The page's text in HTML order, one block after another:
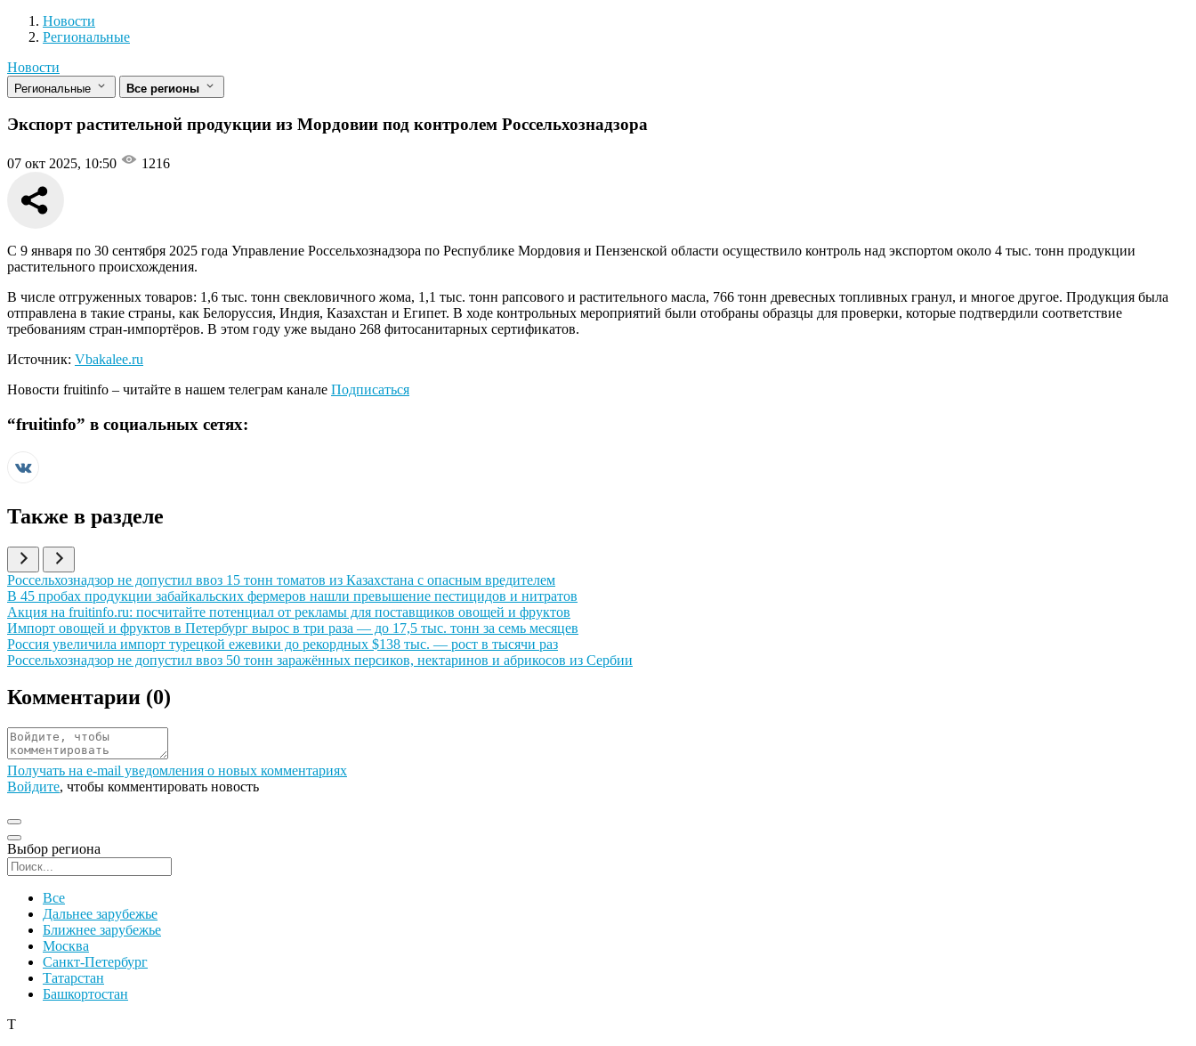
Новости
Разделы
Новости
Региональные
Новости
Региональные Все регионы
Экспорт растительной продукции из Мордовии под контролем Россельхознадзора
07 окт 2025, 10:50 1216
С 9 января по 30 сентября 2025 года Управление Россельхознадзора по Республике Мордовия и Пензенской области осуществило контроль над экспортом около 4 тыс. тонн продукции
растительного происхождения.
В числе отгруженных товаров: 1,6 тыс. тонн свекловичного жома, 1,1 тыс. тонн рапсового и растительного масла, 766 тонн древесных топливных гранул, и многое другое. Продукция была
отправлена в такие страны, как Белоруссия, Индия, Казахстан и Египет. В ходе контрольных мероприятий были отобраны образцы для проверки, которые подтвердили соответствие
требованиям стран-импортёров. В этом году уже выдано 268 фитосанитарных сертификатов.
Источник: Vbakalee.ru
Новости fruitinfo – читайте в нашем телеграм канале Подписаться
“fruitinfo” в социальных сетях:
Также в разделе
Иллюстрация новости
Россельхознадзор не допустил ввоз 15 тонн томатов из Казахстана с опасным вредителем
Иллюстрация новости
В 45 пробах продукции забайкальских фермеров нашли превышение пестицидов и нитратов
Иллюстрация новости
Акция на fruitinfo.ru: посчитайте потенциал от рекламы для поставщиков овощей и фруктов
Иллюстрация новости
Импорт овощей и фруктов в Петербург вырос в три раза — до 17,5 тыс. тонн за семь месяцев
Иллюстрация новости
Россия увеличила импорт турецкой ежевики до рекордных $138 тыс. — рост в тысячи раз
Иллюстрация новости
Россельхознадзор не допустил ввоз 50 тонн заражённых персиков, нектаринов и абрикосов из Сербии
Комментарии (0)
Получать на e‑mail уведомления о новых комментариях
Войдите, чтобы комментировать новость
Выбор региона
Все
Дальнее зарубежье
Ближнее зарубежье
Москва
Санкт-Петербург
Татарстан
Башкортостан
Т